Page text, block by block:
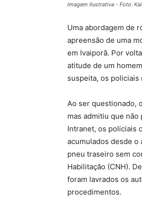
Imagem Ilustrativa - Foto:
Uma abordagem de
apreensão de uma
em Ivaiporã. Por
atitude de um
suspeita, os policiais
Ao ser questionado,
mas admitiu que
Intranet, os policiais
acumulados desde o
pneu traseiro sem
Habilitação (CNH).
foram lavrados os
procedimentos.